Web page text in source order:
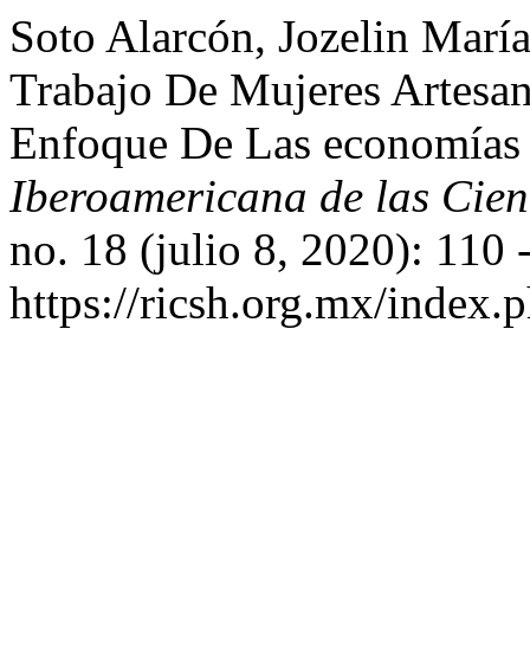
Soto Alarcón, Jozelin
Trabajo De Mujeres
Enfoque De Las
Iberoamericana de las
no. 18 (julio 8, 2020): 110
https://ricsh.org.mx/